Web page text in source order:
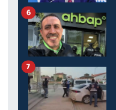
6
7